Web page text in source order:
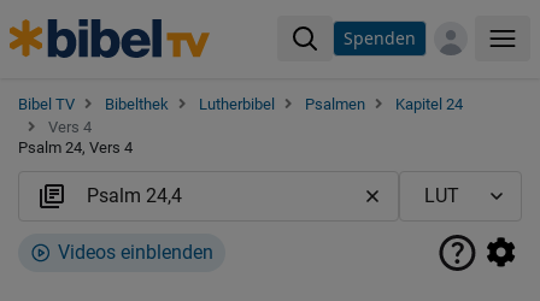
Spenden
Bibel TV Bibelthek Lutherbibel Psalmen
Kapitel 24
Vers 4
Psalm 24, Vers 4
Videos einblenden